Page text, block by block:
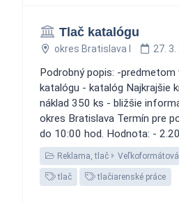
Tlač katalógu
okres Bratislava I 27.
Podrobný popis: -predmetom
katalógu - katalóg Najkrajšie
náklad 350 ks - bližšie
okres Bratislava Termín pre
do 10:00 hod. Hodnota: -
Reklama, tlač
tlač tlačiarenské práce